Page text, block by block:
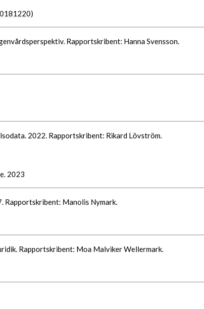
Rapportskribent: Hanna Svensson.
2022. Rapportskribent: Rikard Lövström.
. 2023
Rapportskribent: Manolis Nymark.
Rapportskribent: Moa Malviker Wellermark.